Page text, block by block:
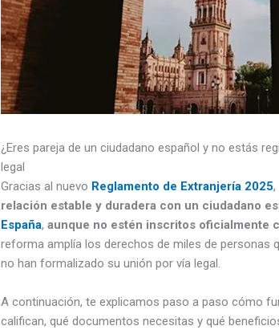
¿Eres pareja de un ciudadano español y no estás
legal
Gracias al nuevo Reglamento de Extranjería 2025,
relación estable y duradera con un ciudadano
España,aunque no estén inscritos oficialmente
reforma amplía los derechos de miles de personas
no han formalizado su unión por vía legal.
A continuación, te explicamos paso a paso cómo
califican, qué documentos necesitas y qué